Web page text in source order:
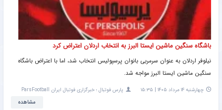
باشگاه سنگین ماشین ایستا البرز به انتخاب اردلان اعتراض کرد
نیلوفر اردلان به عنوان سرمربی بانوان پرسپولیس انتخاب شد، اما با اعتراض باشگاه
سنگین ماشین ایستا البرز مواجه شد.
چهارشنبه ۱۴ مرداد ۱۴۰۵ | ۱۵:۳۵ پارس فوتبال ؛ خبرگزاری فوتبال ایران ParsFootball
مشاهده